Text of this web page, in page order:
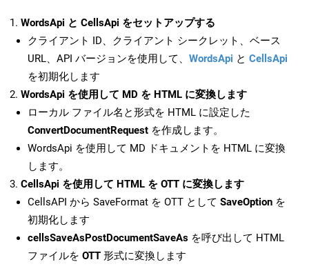
WordsApi と CellsApi をセットアップする
クライアント ID、クライアント シークレット、ベース
URL、API バージョンを使用して、 WordsApi と CellsApi
を初期化します
WordsApi を使用して MD を HTML に変換します
ローカル ファイル名と形式を HTML に設定した
ConvertDocumentRequest を作成します。
WordsApi を使用して MD ドキュメントを HTML に変換
します。
CellsApi を使用して HTML を OTT に変換します
CellsAPI から SaveFormat を OTT として SaveOption を
初期化します
cellsSaveAsPostDocumentSaveAs を呼び出して HTML
ファイルを OTT 形式に変換します